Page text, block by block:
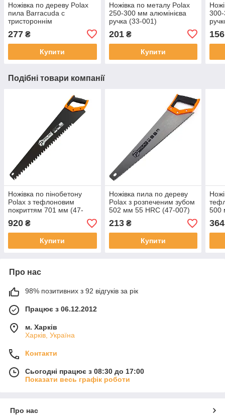
Ножівка по дереву Polax
пила Barracuda c
тристороннім
заточуванням 450 мм (47-
002)
277 ₴
Купити
Ножівка по металу Polax
250-300 мм алюмінієва
ручка (33-001)
201₴
Купити
156
Подібні товари компанії
Ножівка по пінобетону
Polax з тефлоновим
покриттям 701 мм (47-
008)
920 ₴
Купити
Ножівка пила по дереву
Polax з розпеченим зубом
502 мм 55 HRC (47-007)
213₴
Купити
500
364
Про нас
98% позитивних з 92 відгуків за рік
Працює з 06.12.2012
м. Харків
Харків, Україна
Контакти
Сьогодні працює з 08:30 до 17:00
Показати весь графік роботи
Про нас